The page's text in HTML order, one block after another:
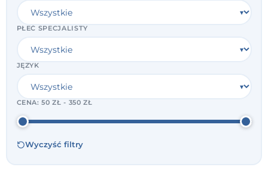
PŁEĆ SPECJALISTY
JĘZYK
CENA:50 ZŁ - 350 ZŁ
Wyczyść filtry